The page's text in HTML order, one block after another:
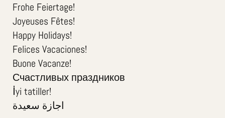
Frohe Feiertage!
Joyeuses Fêtes!
Happy Holidays!
Felices Vacaciones!
Buone Vacanze!
Счастливых праздников
İyi tatiller!
‎اجازة سعيدة